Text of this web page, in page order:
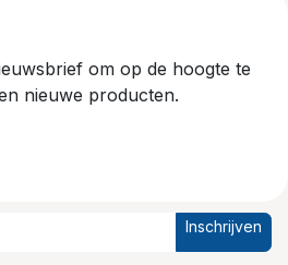
om op de hoogte te
nieuwe producten.
Inschrijven